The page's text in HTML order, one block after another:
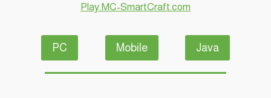
الجوال
Play.MC-SmartCraft.com
Java
Mobile
PC